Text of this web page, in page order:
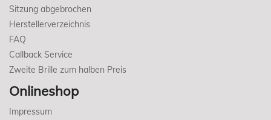
Sitzung abgebrochen
Herstellerverzeichnis
FAQ
Callback Service
Zweite Brille zum halben Preis
Onlineshop
Impressum